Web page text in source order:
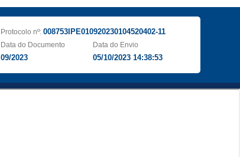
Protocolo nº: 008753IPE010920230104520402-11
Data do Documento
09/2023
Data do Envio
05/10/2023 14:38:53